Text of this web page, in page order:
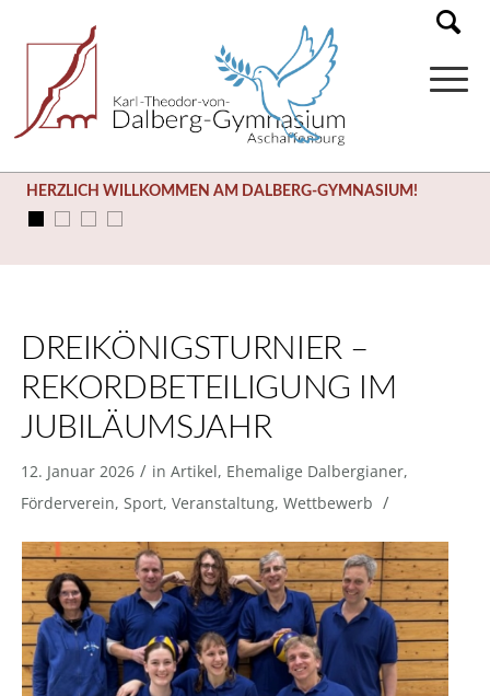
SOMMERFERIEN (03.08. – 14.09.)
DREIKÖNIGSTURNIER –
REKORDBETEILIGUNG IM
JUBILÄUMSJAHR
12. Januar 2026 / in Artikel, Ehemalige Dalbergianer,
Förderverein, Sport, Veranstaltung, Wettbewerb /